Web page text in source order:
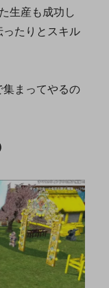
生産も成功し
たりとスキル
まってやるの